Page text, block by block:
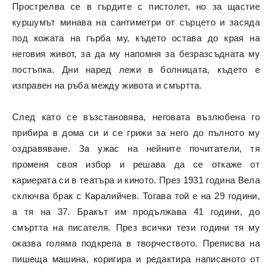
Прострелва се в гърдите с пистолет, но за щастие
куршумът минава на сантиметри от сърцето и засяда
под кожата на гърба му, където остава до края на
неговия живот, за да му напомня за безразсъдната му
постъпка. Дни наред лежи в болницата, където е
изправен на ръба между живота и смъртта.
След като се възстановява, неговата възлюбена го
прибира в дома си и се грижи за него до пълното му
оздравяване. За ужас на нейните почитатели, тя
променя своя избор и решава да се откаже от
кариерата си в театъра и киното. През 1931 година Вела
сключва брак с Каралийчев. Тогава той е на 29 години,
а тя на 37. Бракът им продължава 41 години, до
смъртта на писателя. През всички тези години тя му
оказва голяма подкрепа в творчеството. Преписва на
пишеща машина, коригира и редактира написаното от